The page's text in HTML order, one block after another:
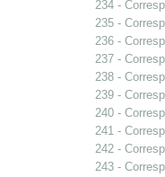
234 -
235 -
236 -
237 -
238 -
239 -
240 -
241 -
242 -
243 -